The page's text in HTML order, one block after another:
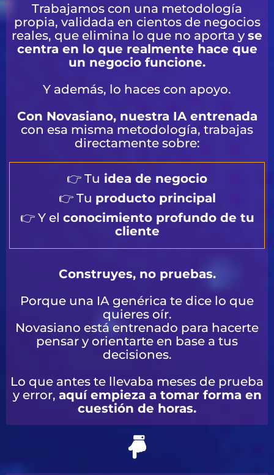
Trabajamos con una metodología
propia, validada en cientos de negocios
reales, que elimina lo que no aporta y se
centra en lo que realmente hace que
un negocio funcione.
Y además, lo haces con apoyo.
Con Novasiano, nuestra IA entrenada
con esa misma metodología, trabajas
directamente sobre:
👉 Tu idea de negocio
👉 Tu producto principal
👉 Y el conocimiento profundo de tu
cliente
Construyes, no pruebas.
Porque una IA genérica te dice lo que
quieres oír.
Novasiano está entrenado para hacerte
pensar y orientarte en base a tus
decisiones.
Lo que antes te llevaba meses de prueba
y error, aquí empieza a tomar forma en
cuestión de horas.